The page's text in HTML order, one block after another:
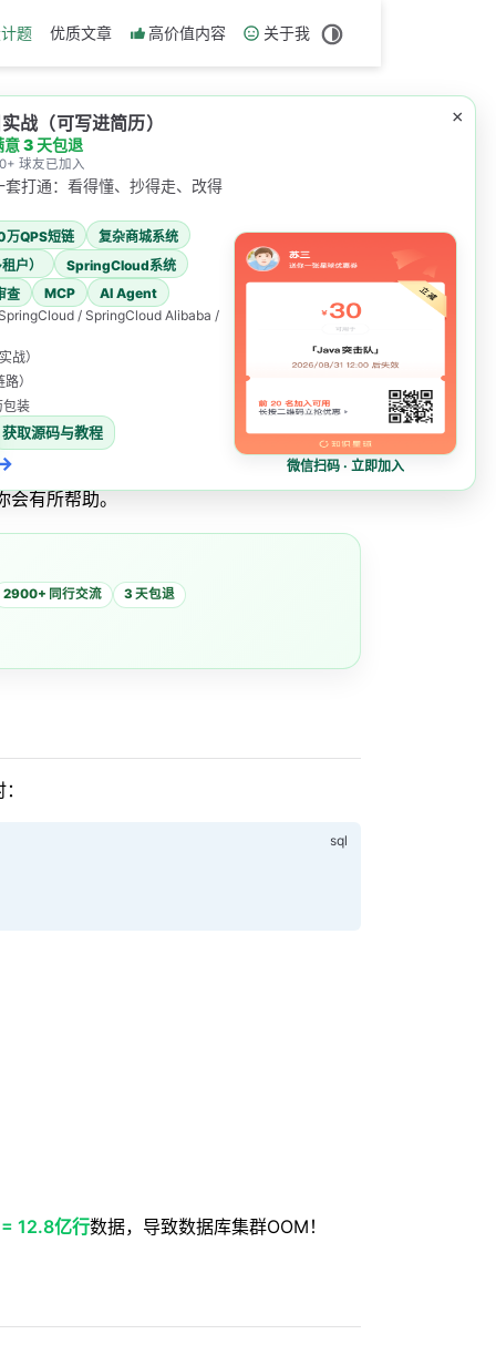
题 优质文章 高价值内容 关于我
会有所帮助。
2900+ 同行交流 3 天包退
12.8亿行数据，导致数据库集群OOM！
×
战（可写进简历）
意 3 天包退
球友已加入
套打通：看得懂、抄得走、改得
万QPS短链
复杂商城系统
户）
SpringCloud系统
查 MCP
AI Agent
/ SpringCloud Alibaba /
战）
）
包装
获取源码与教程
→ 微信扫码 · 立即加入